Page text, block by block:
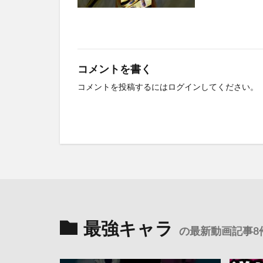
コメントを書く
コメントを投稿するにはログイン してください。
最強キャラ の最新動画記事8